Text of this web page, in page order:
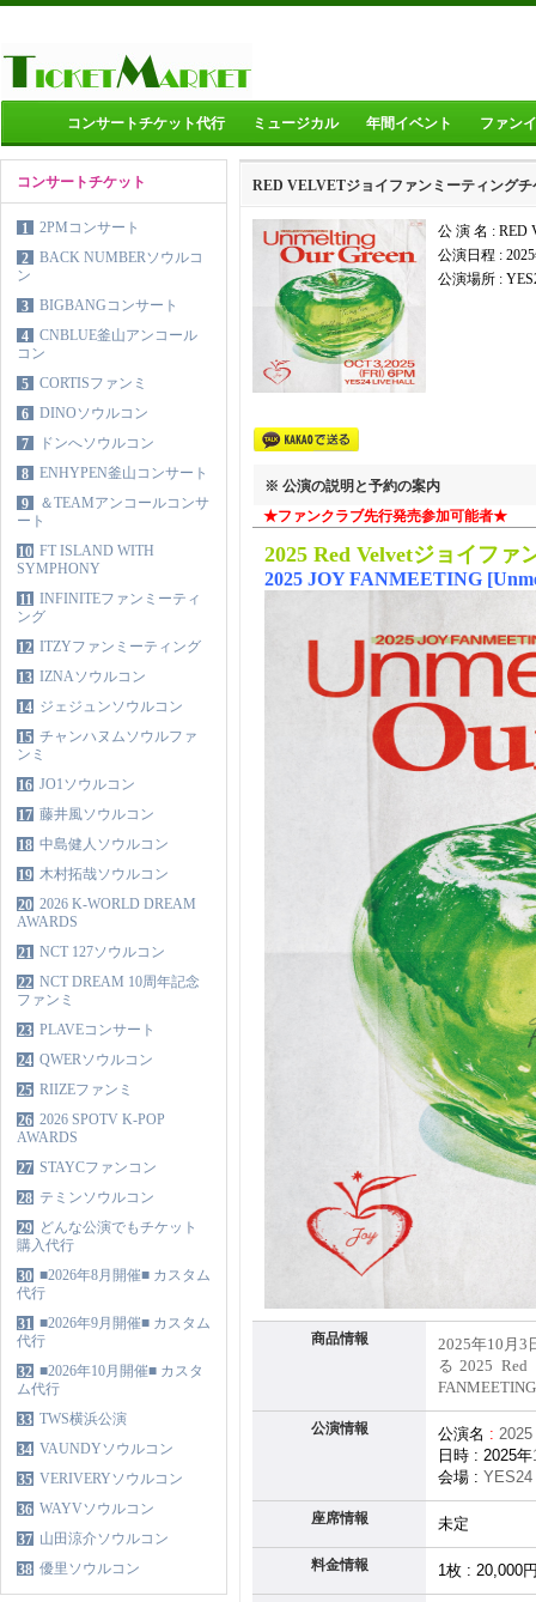
コンサートチケット代行 ミュージカル 年間イベント ファン
コンサートチケット
1
2PMコンサート
2
BACK NUMBERソウルコ
ン
3
BIGBANGコンサート
4
CNBLUE釜山アンコール
コン
5
CORTISファンミ
6
DINOソウルコン
7
ドンへソウルコン
8
ENHYPEN釜山コンサート
9
＆TEAMアンコールコンサ
ート
10 FT ISLAND WITH
SYMPHONY
11 INFINITEファンミーティ
ング
12 ITZYファンミーティング
13 IZNAソウルコン
14 ジェジュンソウルコン
15 チャンハヌムソウルファ
ンミ
16 JO1ソウルコン
17 藤井風ソウルコン
18 中島健人ソウルコン
19 木村拓哉ソウルコン
20 2026 K-WORLD DREAM
AWARDS
21 NCT 127ソウルコン
22 NCT DREAM 10周年記念
ファンミ
23 PLAVEコンサート
24 QWERソウルコン
25 RIIZEファンミ
26 2026 SPOTV K-POP
AWARDS
27 STAYCファンコン
28 テミンソウルコン
29 どんな公演でもチケット
購入代行
30 ■2026年8月開催■ カスタム
代行
31 ■2026年9月開催■ カスタム
代行
32 ■2026年10月開催■ カスタ
ム代行
33 TWS横浜公演
34 VAUNDYソウルコン
35 VERIVERYソウルコン
36 WAYVソウルコン
37 山田涼介ソウルコン
38 優里ソウルコン
RED VELVETジョイファンミーティングチ
公 演 名 : RED
公演日程 :
公演場所 :
※ 公演の説明と予約の案内
★ファンクラブ先行発売参加可能者★
2025 Red Velvetジョイファ
2025 JOY FANMEETING
商品情報
2025年10月3
る2025
公演情報 公演名 :
日時 : 2025年
会場 :
座席情報 未定
料金情報 1枚 : 20,000